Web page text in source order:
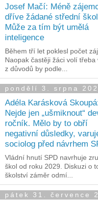
Josef Mačí: Méně
dříve žádané střední
Může za tím být umělá
inteligence
Během tří let poklesl počet
Naopak častěji žáci volí
z důvodů by podle...
pondělí 3. srpna
Adéla Karásková
Nejde jen „ušmiknout“
ročník. Mělo by to obří
negativní důsledky,
sociolog před návrhem
Vládní hnutí SPD navrhuje
škol od roku 2029. Diskuzi o
školství záměr odmí...
pátek 31. července